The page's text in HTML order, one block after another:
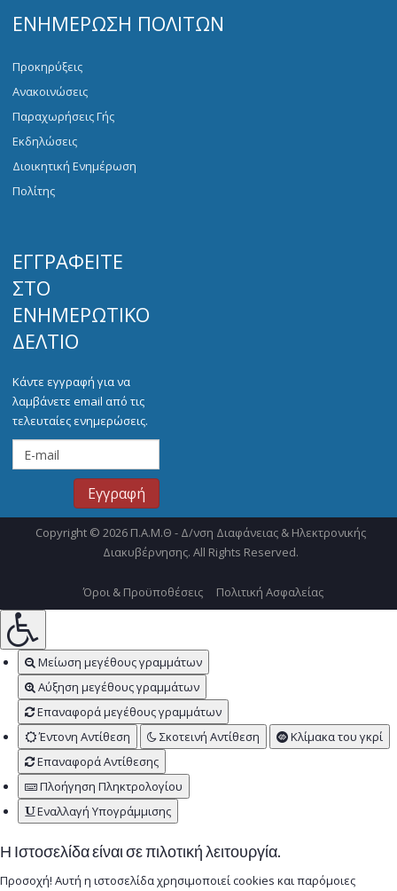
ΕΝΗΜΈΡΩΣΗ ΠΟΛΙΤΏΝ
Προκηρύξεις
Ανακοινώσεις
Παραχωρήσεις Γής
Εκδηλώσεις
Διοικητική Ενημέρωση
Πολίτης
ΕΓΓΡΑΦΕΊΤΕ
ΣΤΟ
ΕΝΗΜΕΡΩΤΙΚΌ
ΔΕΛΤΊΟ
Κάντε εγγραφή για να
λαμβάνετε email από τις
τελευταίες ενημερώσεις.
Copyright © 2026 Π.Α.Μ.Θ - Δ/νση Διαφάνειας & Ηλεκτρονικής
Διακυβέρνησης. All Rights Reserved.
Όροι & Προϋποθέσεις Πολιτική Ασφαλείας
Μείωση μεγέθους γραμμάτων
Αύξηση μεγέθους γραμμάτων
Επαναφορά μεγέθους γραμμάτων
Έντονη Αντίθεση
Σκοτεινή Αντίθεση
Κλίμακα του γκρί
Επαναφορά Αντίθεσης
Πλοήγηση Πληκτρολογίου
Εναλλαγή Υπογράμμισης
Η Ιστοσελίδα είναι σε πιλοτική λειτουργία.
Προσοχή! Αυτή η ιστοσελίδα χρησιμοποιεί cookies και παρόμοιες